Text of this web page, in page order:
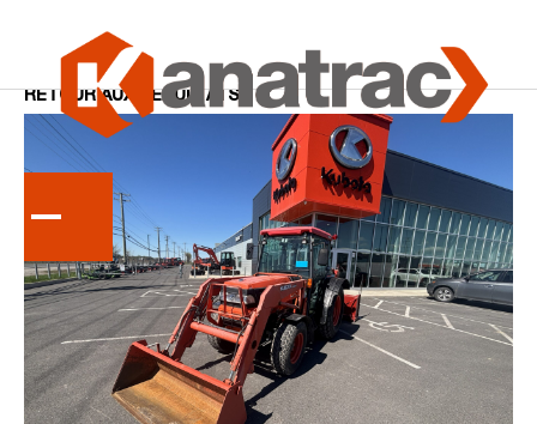
Tracteurs
RETOUR AUX RÉSULTATS